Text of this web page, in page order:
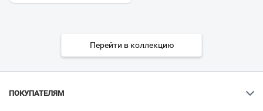
Перейти в коллекцию
ПОКУПАТЕЛЯМ